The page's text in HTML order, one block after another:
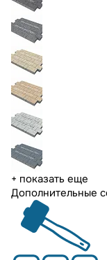
+ показать еще
Дополнительные